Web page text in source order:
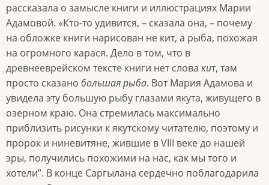
рассказала о замысле книги и иллюстрациях Марии
Адамовой. «Кто-то удивится, – сказала она, – почему
на обложке книги нарисован не кит, а рыба, похожая
на огромного карася. Дело в том, что в
древнееврейском тексте книги нет слова кит, там
просто сказано большая рыба. Вот Мария Адамова и
увидела эту большую рыбу глазами якута, живущего в
озерном краю. Она стремилась максимально
приблизить рисунки к якутскому читателю, поэтому и
пророк и ниневитяне, жившие в VIII веке до нашей
эры, получились похожими на нас, как мы того и
хотели”. В конце Саргылана сердечно поблагодарила